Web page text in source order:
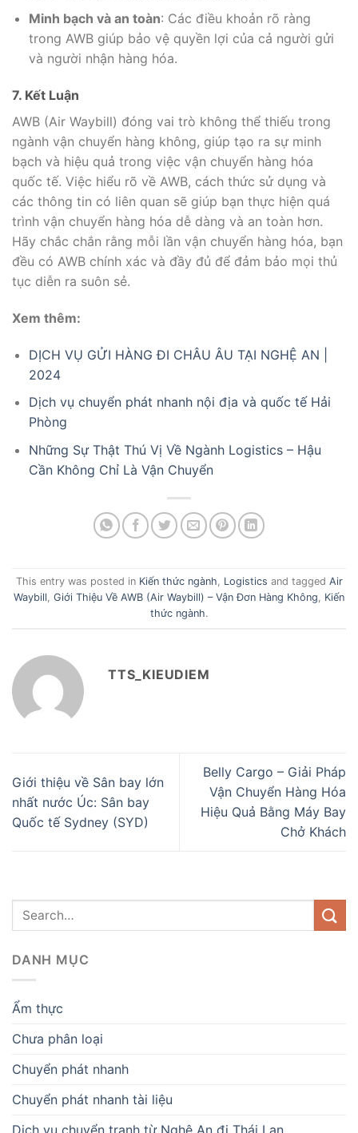
Minh bạch và an toàn: Các điều khoản rõ ràng
trong AWB giúp bảo vệ quyền lợi của cả người gửi
và người nhận hàng hóa.
7. Kết Luận
AWB (Air Waybill) đóng vai trò không thể thiếu trong
ngành vận chuyển hàng không, giúp tạo ra sự minh
bạch và hiệu quả trong việc vận chuyển hàng hóa
quốc tế. Việc hiểu rõ về AWB, cách thức sử dụng và
các thông tin có liên quan sẽ giúp bạn thực hiện quá
trình vận chuyển hàng hóa dễ dàng và an toàn hơn.
Hãy chắc chắn rằng mỗi lần vận chuyển hàng hóa, bạn
đều có AWB chính xác và đầy đủ để đảm bảo mọi thủ
tục diễn ra suôn sẻ.
Xem thêm:
DỊCH VỤ GỬI HÀNG ĐI CHÂU ÂU TẠI NGHỆ AN |
2024
Dịch vụ chuyển phát nhanh nội địa và quốc tế Hải
Phòng
Những Sự Thật Thú Vị Về Ngành Logistics – Hậu
Cần Không Chỉ Là Vận Chuyển
This entry was posted in Kiến thức ngành, Logistics and tagged Air
Waybill, Giới Thiệu Về AWB (Air Waybill) – Vận Đơn Hàng Không, Kiến
thức ngành.
TTS_KIEUDIEM
Giới thiệu về Sân bay lớn
nhất nước Úc: Sân bay
Quốc tế Sydney (SYD)
Belly Cargo – Giải Pháp
Vận Chuyển Hàng Hóa
Hiệu Quả Bằng Máy Bay
Chở Khách
DANH MỤC
Ẩm thực
Chưa phân loại
Chuyển phát nhanh
Chuyển phát nhanh tài liệu
Dịch vụ chuyển tranh từ Nghệ An đi Thái Lan